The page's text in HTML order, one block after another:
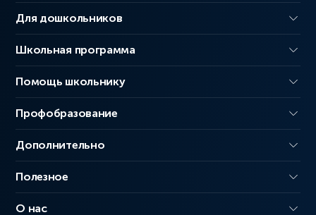
Для дошкольников
Школьная программа
Помощь школьнику
Профобразование
Дополнительно
Полезное
О нас